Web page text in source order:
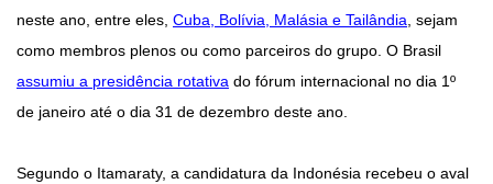
neste ano, entre eles, Cuba, Bolívia, Malásia e Tailândia, sejam
como membros plenos ou como parceiros do grupo. O Brasil
assumiu a presidência rotativa do fórum internacional no dia 1º
de janeiro até o dia 31 de dezembro deste ano.
Segundo o Itamaraty, a candidatura da Indonésia recebeu o aval